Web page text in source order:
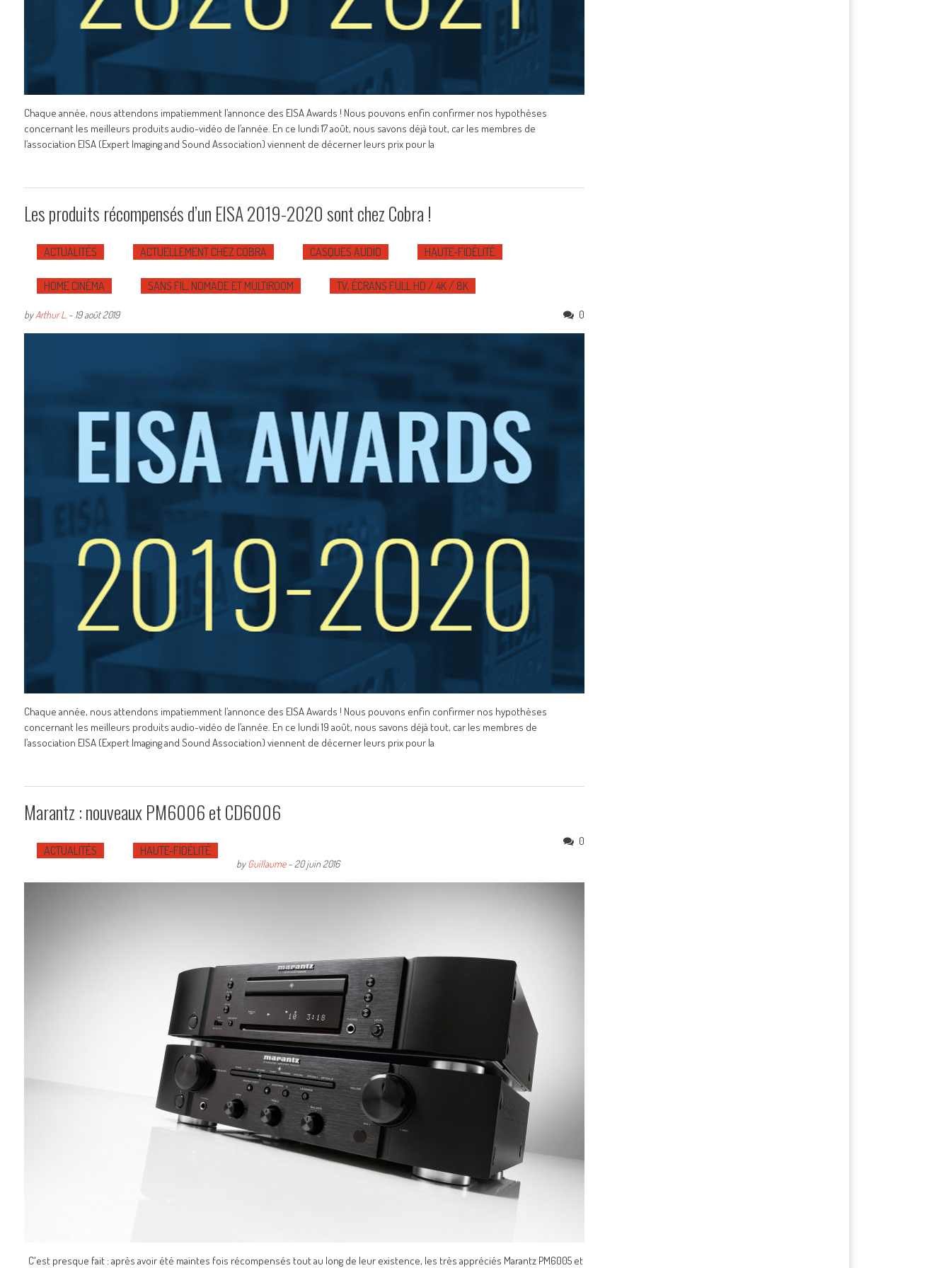
Chaque année, nous attendons impatiemment l’annonce des EISA Awards ! Nous pouvons enfin confirmer nos hypothèses
concernant les meilleurs produits audio-vidéo de l’année. En ce lundi 17 août, nous savons déjà tout, car les membres de
l’association EISA (Expert Imaging and Sound Association) viennent de décerner leurs prix pour la
Les produits récompensés d’un EISA 2019-2020 sont chez Cobra !
ACTUALITÉS ACTUELLEMENT CHEZ COBRA CASQUES AUDIO HAUTE-FIDÉLITÉ
HOME CINÉMA SANS FIL, NOMADE ET MULTIROOM TV, ÉCRANS FULL HD / 4K / 8K
byArthur L. - 19 août 2019 0
Chaque année, nous attendons impatiemment l’annonce des EISA Awards ! Nous pouvons enfin confirmer nos hypothèses
concernant les meilleurs produits audio-vidéo de l’année. En ce lundi 19 août, nous savons déjà tout, car les membres de
l’association EISA (Expert Imaging and Sound Association) viennent de décerner leurs prix pour la
Marantz : nouveaux PM6006 et CD6006
ACTUALITÉS HAUTE-FIDÉLITÉ
byGuillaume- 20 juin 2016
0
C'est presque fait : après avoir été maintes fois récompensés tout au long de leur existence, les très appréciés Marantz PM6005 et